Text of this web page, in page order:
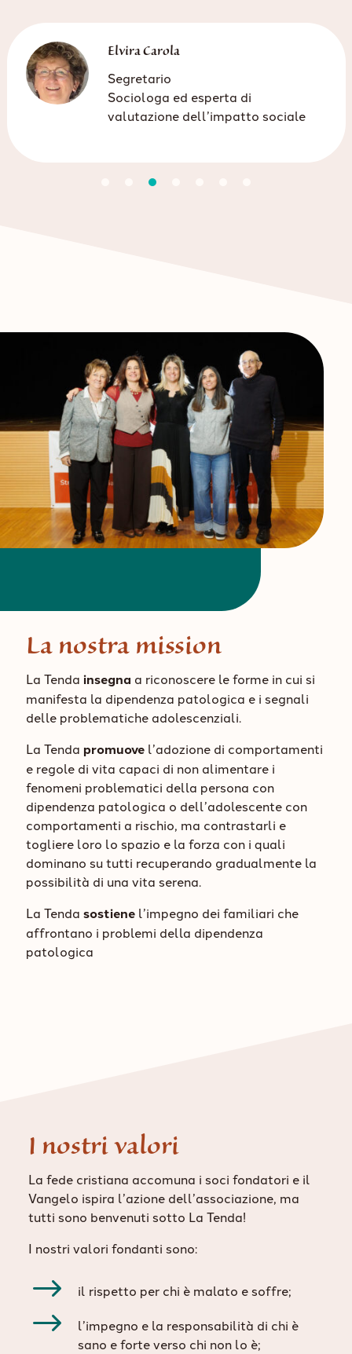
Elvira Carola
Segretario
Sociologa ed esperta di
valutazione dell’impatto sociale
La nostra mission
La Tenda insegna a riconoscere le forme in cui si
manifesta la dipendenza patologica e i segnali
delle problematiche adolescenziali.
La Tenda promuovel’adozione di comportamenti
e regole di vita capaci di non alimentare i
fenomeni problematici della persona con
dipendenza patologica o dell’adolescente con
comportamenti a rischio, ma contrastarli e
togliere loro lo spazio e la forza con i quali
dominano su tutti recuperando gradualmente la
possibilità di una vita serena.
La Tenda sostienel’impegno dei familiari che
affrontano i problemi della dipendenza
patologica
I nostri valori
La fede cristiana accomuna i soci fondatori e il
Vangelo ispira l’azione dell’associazione, ma
tutti sono benvenuti sotto La Tenda!
I nostri valori fondanti sono:
$ il rispetto per chi è malato e soffre;
$
l’impegno e la responsabilità di chi è
sano e forte verso chi non lo è;